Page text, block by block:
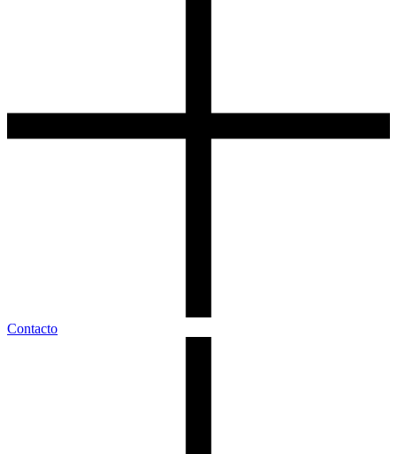
Contacto